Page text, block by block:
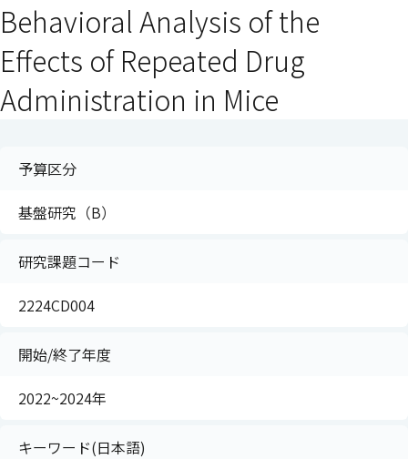
ドウで開きます）
ンドウで開きます）
ウインドウで開きます）
Behavioral Analysis of the
Effects of Repeated Drug
Administration in Mice
予算区分
基盤研究（B）
研究課題コード
2224CD004
開始/終了年度
2022~2024年
キーワード(日本語)